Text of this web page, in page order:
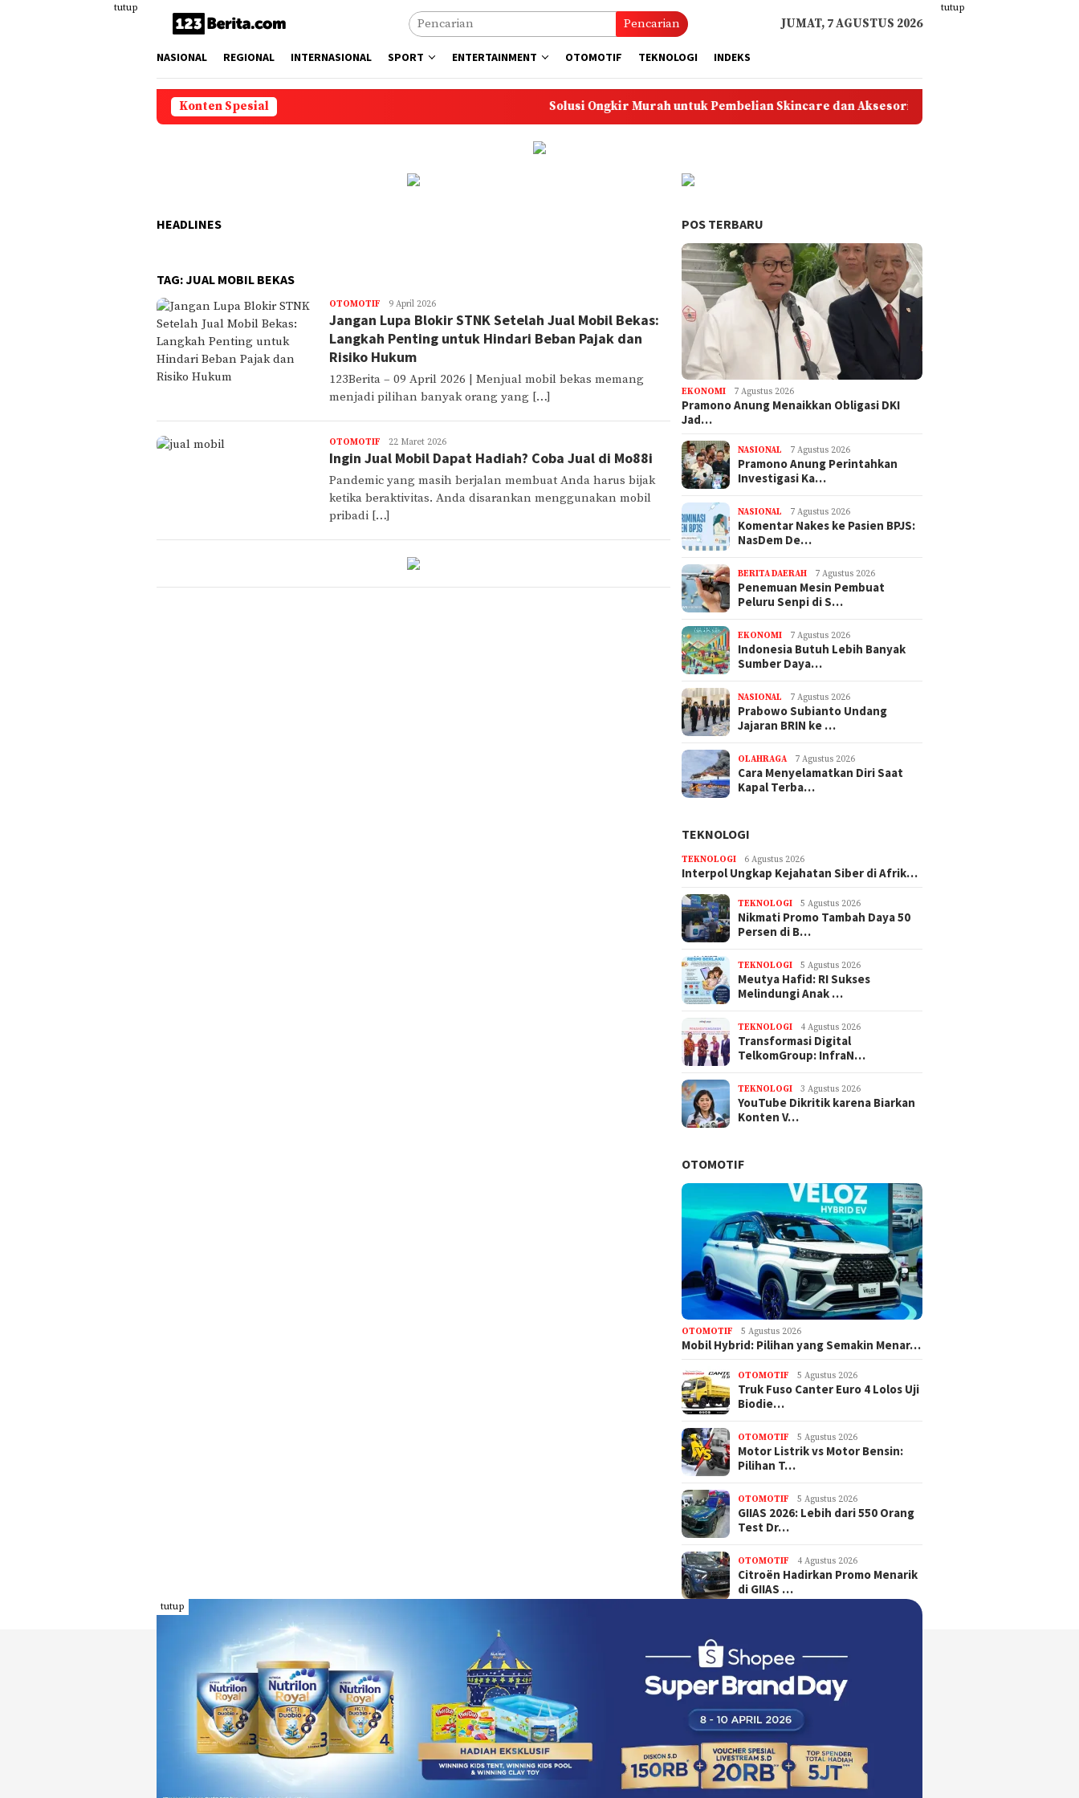
tutup tutup
Pencarian JUMAT, 7 AGUSTUS 2026
NASIONAL REGIONAL INTERNASIONAL SPORT ENTERTAINMENT OTOMOTIF TEKNOLOGI INDEKS
Konten Spesial Solusi Ongkir Murah untuk Pembelian Skincare dan Aksesoris Online
HEADLINES
TAG:JUAL MOBIL BEKAS
OTOMOTIF Ferrer
Gino
9 April 2026
Jangan Lupa Blokir STNK Setelah Jual Mobil Bekas:
Langkah Penting untuk Hindari Beban Pajak dan
Risiko Hukum
123Berita – 09 April 2026 | Menjual mobil bekas memang
menjadi pilihan banyak orang yang […]
OTOMOTIF rizal
22 Maret 2026
Ingin Jual Mobil Dapat Hadiah? Coba Jual di Mo88i
Pandemic yang masih berjalan membuat Anda harus bijak
ketika beraktivitas. Anda disarankan menggunakan mobil
pribadi […]
POS TERBARU
EKONOMI 7 Agustus 2026
Pramono Anung Menaikkan Obligasi DKI
Jad…
NASIONAL 7 Agustus 2026
Pramono Anung Perintahkan
Investigasi Ka…
NASIONAL 7 Agustus 2026
Komentar Nakes ke Pasien BPJS:
NasDem De…
BERITA DAERAH 7 Agustus 2026
Penemuan Mesin Pembuat
Peluru Senpi di S…
EKONOMI 7 Agustus 2026
Indonesia Butuh Lebih Banyak
Sumber Daya…
NASIONAL 7 Agustus 2026
Prabowo Subianto Undang
Jajaran BRIN ke …
OLAHRAGA 7 Agustus 2026
Cara Menyelamatkan Diri Saat
Kapal Terba…
TEKNOLOGI
TEKNOLOGI 6 Agustus 2026
Interpol Ungkap Kejahatan Siber di Afrik…
TEKNOLOGI 5 Agustus 2026
Nikmati Promo Tambah Daya 50
Persen di B…
TEKNOLOGI 5 Agustus 2026
Meutya Hafid: RI Sukses
Melindungi Anak …
TEKNOLOGI 4 Agustus 2026
Transformasi Digital
TelkomGroup: InfraN…
TEKNOLOGI 3 Agustus 2026
YouTube Dikritik karena Biarkan
Konten V…
OTOMOTIF
OTOMOTIF 5 Agustus 2026
Mobil Hybrid: Pilihan yang Semakin Menar…
OTOMOTIF 5 Agustus 2026
Truk Fuso Canter Euro 4 Lolos Uji
Biodie…
OTOMOTIF 5 Agustus 2026
Motor Listrik vs Motor Bensin:
Pilihan T…
OTOMOTIF 5 Agustus 2026
GIIAS 2026: Lebih dari 550 Orang
Test Dr…
OTOMOTIF 4 Agustus 2026
Citroën Hadirkan Promo Menarik
di GIIAS …
KODE ETIK
DISCLAIMER
PEDOMAN MEDIA
REDAKSI TENTANG KAMI
PRIVACY POLICY
tutup